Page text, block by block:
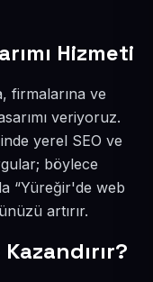
Hizmeti
firmalarına ve
veriyoruz.
yerel SEO ve
böylece
“Yüreğir'de web
artırır.